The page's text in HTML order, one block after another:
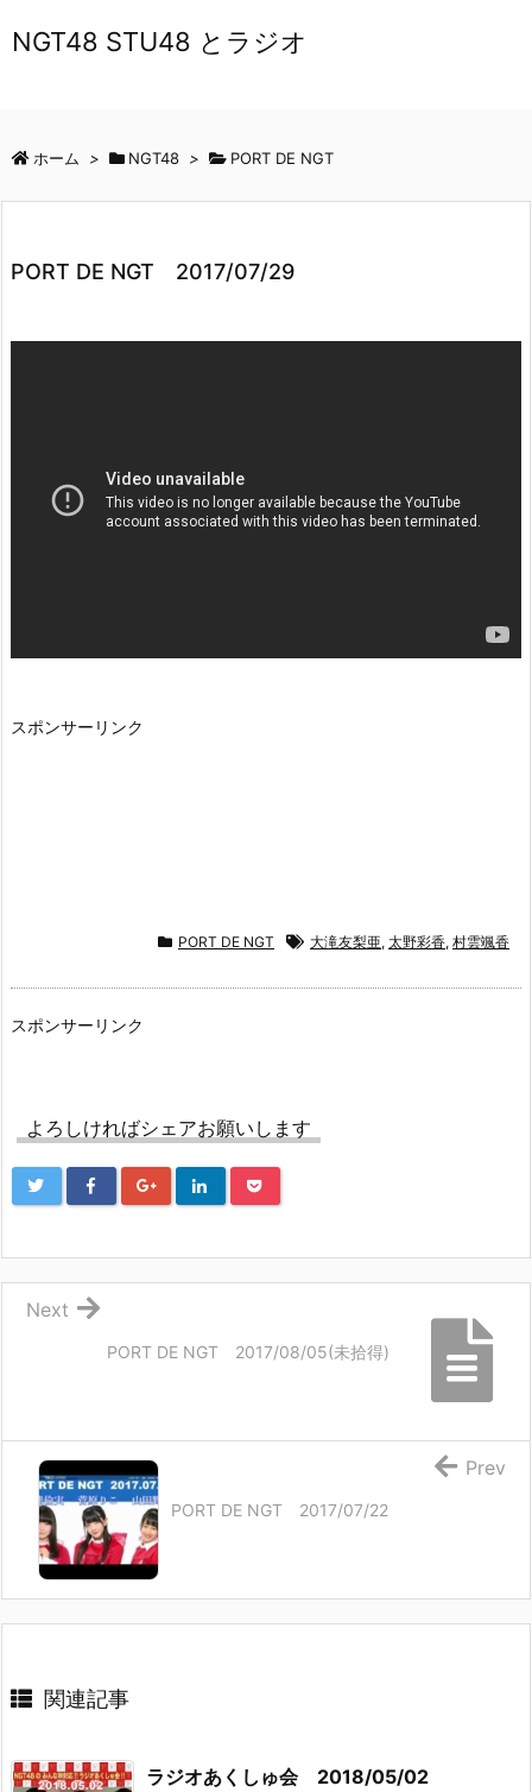
NGT48 STU48 とラジオ
ホーム > NGT48 > PORT DE NGT
PORT DE NGT 2017/07/29
スポンサーリンク
PORT DE NGT 大滝友梨亜, 太野彩香, 村雲颯香
スポンサーリンク
よろしければシェアお願いします
PORT DE NGT 2017/08/05(未拾得)
Next
PORT DE NGT 2017/07/22
Prev
関連記事
ラジオあくしゅ会 2018/05/02